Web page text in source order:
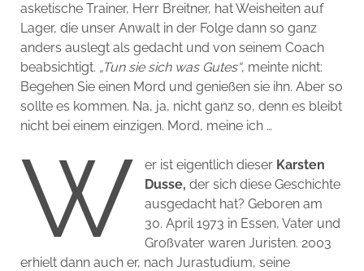
asketische Trainer, Herr Breitner, hat Weisheiten auf
Lager, die unser Anwalt in der Folge dann so ganz
anders auslegt als gedacht und von seinem Coach
beabsichtigt. „Tun sie sich was Gutes“, meinte nicht:
Begehen Sie einen Mord und genießen sie ihn. Aber so
sollte es kommen. Na, ja, nicht ganz so, denn es bleibt
nicht bei einem einzigen. Mord, meine ich …
W er ist eigentlich dieser Karsten
Dusse,der sich diese Geschichte
ausgedacht hat? Geboren am
30. April 1973 in Essen, Vater und
Großvater waren Juristen. 2003
erhielt dann auch er, nach Jurastudium, seine